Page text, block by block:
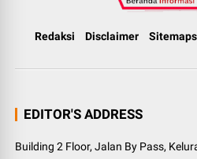
Redaksi Disclaimer Sitemaps
EDITOR'S ADDRESS
Building 2 Floor, Jalan By Pass,